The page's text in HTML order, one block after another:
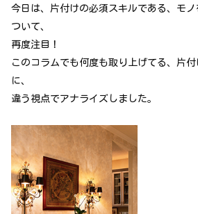
今日は、片付けの必須スキルである、モ
ついて、
再度注目！
このコラムでも何度も取り上げてる、片付
に、
違う視点でアナライズしました。